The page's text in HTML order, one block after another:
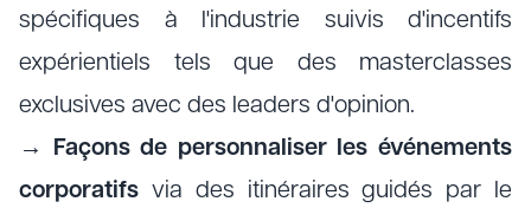
spécifiques à l'industrie suivis d'incentifs
expérientiels tels que des masterclasses
exclusives avec des leaders d'opinion.
→ Façons de personnaliser les événements
corporatifs via des itinéraires guidés par le